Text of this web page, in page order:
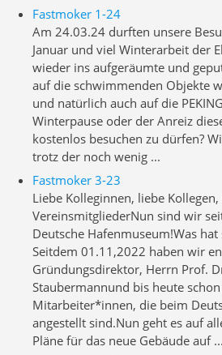
Fastmoker 1-24
Am 24.03.24 durften unsere
Januar und viel Winterarbeit der
wieder ins aufgeräumte und
auf die schwimmenden Objekte
und natürlich auch auf die
Winterpause oder der Anreiz
kostenlos besuchen zu dürfen?
trotz der noch wenig ...
Fastmoker 3-23
Liebe Kolleginnen, liebe
VereinsmitgliederNun sind wir
Deutsche Hafenmuseum!Was
Seitdem 01.11,2022 haben wir
Gründungsdirektor, Herrn Prof.
Staubermannund bis heute
Mitarbeiter*innen, die beim
angestellt sind.Nun geht es auf
Pläne für das neue Gebäude auf ...